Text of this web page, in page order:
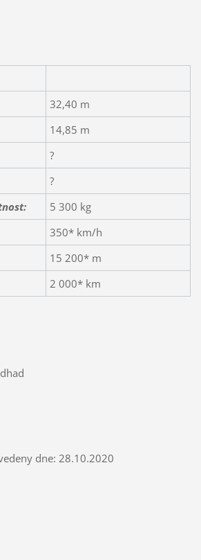
32,40 m
14,85 m
?
?
5 300 kg
350* km/h
15 200* m
2 000* km
dne: 28.10.2020